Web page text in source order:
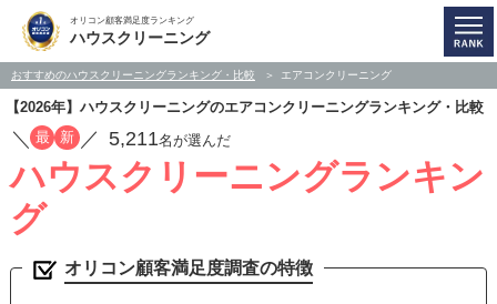
オリコン顧客満足度ランキング
ハウスクリーニング
おすすめのハウスクリーニングランキング・比較 エアコンクリーニング
【2026年】ハウスクリーニングのエアコンクリーニングランキング・比較
／ 最 新 ／ 5,211名が選んだ
ハウスクリーニングランキン
グ
オリコン顧客満足度調査の特徴